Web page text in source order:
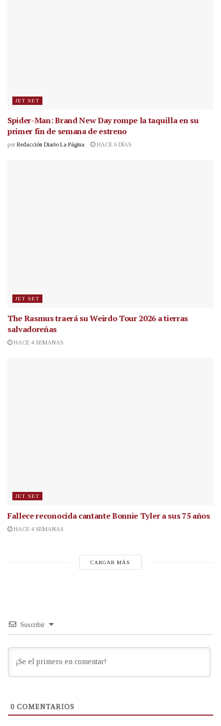
JET SET
Spider-Man: Brand New Day rompe la taquilla en su
primer fin de semana de estreno
por Redacción Diario La Página HACE 6 DÍAS
JET SET
The Rasmus traerá su Weirdo Tour 2026 a tierras
salvadoreñas
HACE 4 SEMANAS
JET SET
Fallece reconocida cantanteBonnie Tyler a sus 75 años
HACE 4 SEMANAS
CARGAR MÁS
Suscribir
0 COMENTARIOS